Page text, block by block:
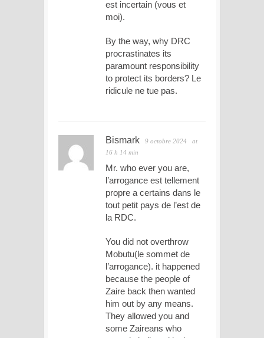
est incertain (vous et
moi).
By the way, why DRC
procrastinates its
paramount responsibility
to protect its borders? Le
ridicule ne tue pas.
Bismark 9 octobre 2024
at
16 h 14 min
Mr. who ever you are,
l’arrogance est tellement
propre a certains dans le
tout petit pays de l’est de
la RDC.
You did not overthrow
Mobutu(le sommet de
l’arrogance). it happened
because the people of
Zaire back then wanted
him out by any means.
They allowed you and
some Zaireans who